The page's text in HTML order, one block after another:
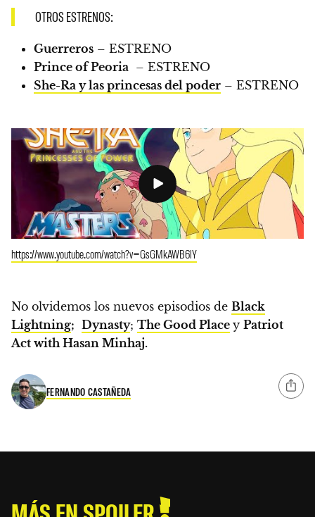
OTROS ESTRENOS:
Guerreros – ESTRENO
Prince of Peoria – ESTRENO
She-Ra y las princesas del poder – ESTRENO
https://www.youtube.com/watch?v=GsGMkAWB6lY
No olvidemos los nuevos episodios de Black
Lightning; Dynasty; The Good Place y Patriot
Act with Hasan Minhaj.
FERNANDO CASTAÑEDA